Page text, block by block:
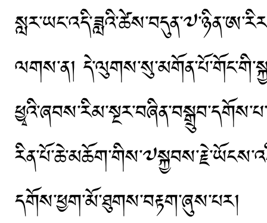
ལགས་ན།
དགོས་ཕྱག་མོ་ཐུགས་བརྟག་ཞུས་པར།